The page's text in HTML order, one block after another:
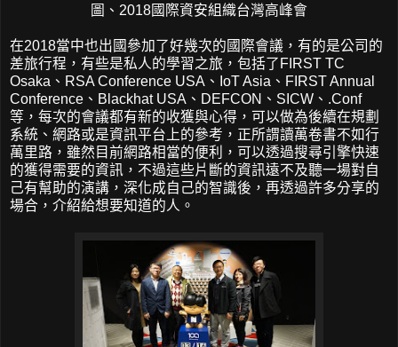
圖、2018國際資安組織台灣高峰會
在2018當中也出國參加了好幾次的國際會議，有的是公司的
差旅行程，有些是私人的學習之旅，包括了FIRST TC
Osaka、RSA Conference USA、IoT Asia、FIRST Annual
Conference、Blackhat USA、DEFCON、SICW、.Conf
等，每次的會議都有新的收獲與心得，可以做為後續在規劃
系統、網路或是資訊平台上的參考，正所謂讀萬卷書不如行
萬里路，雖然目前網路相當的便利，可以透過搜尋引擎快速
的獲得需要的資訊，不過這些片斷的資訊遠不及聽一場對自
己有幫助的演講，深化成自己的智識後，再透過許多分享的
場合，介紹給想要知道的人。